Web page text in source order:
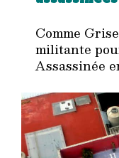
Comme
militante
Assassinée